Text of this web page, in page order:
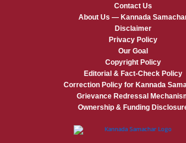
Contact Us
About Us — Kannada
Disclaimer
Privacy Policy
Our Goal
Copyright Policy
Editorial & Fact-Check Policy
Correction Policy for Kannada
Grievance Redressal
Ownership & Funding